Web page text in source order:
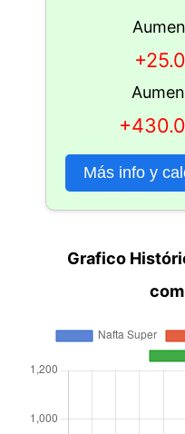
Más info y
Grafico